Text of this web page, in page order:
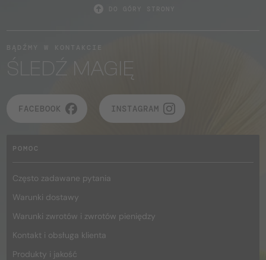
ŚLEDŹ MAGIĘ
FACEBOOK INSTAGRAM
POMOC
Często zadawane pytania
Warunki dostawy
Warunki zwrotów i zwrotów pieniędzy
Kontakt i obsługa klienta
Produkty i jakość